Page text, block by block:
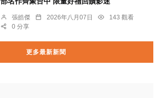
張皓傑 2026年八月07日
143 觀看
0 分享
更多最新新聞